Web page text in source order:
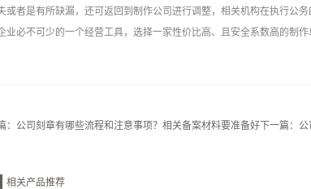
或者是有所缺漏，还可返回到制作公司进行调整，相关机构在执行公
业必不可少的一个经营工具，选择一家性价比高、且安全系数高的制作
： 公司刻章有哪些流程和注意事项？相关备案材料要准备好 下一篇： 公
相关产品推荐